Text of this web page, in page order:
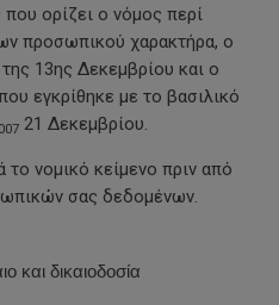
που ορίζει ο νόμος περί
προσωπικού χαρακτήρα, ο
13ης Δεκεμβρίου και ο
εγκρίθηκε με το βασιλικό
21 Δεκεμβρίου.
το νομικό κείμενο πριν από
σας δεδομένων.
και δικαιοδοσία